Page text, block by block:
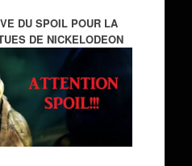
DU SPOIL POUR LA
DE NICKELODEON